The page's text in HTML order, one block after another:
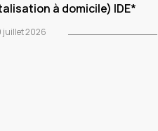
à domicile) IDE*
juillet 2026